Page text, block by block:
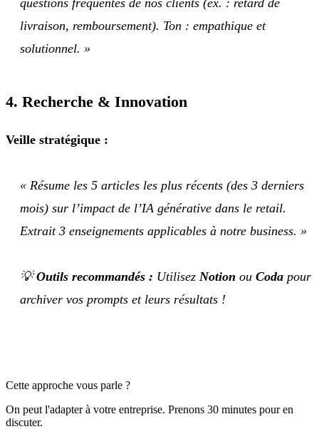
livraison, remboursement). Ton : empathique et
solutionnel. »
4. Recherche & Innovation
Veille stratégique :
« Résume les 5 articles les plus récents (des 3 derniers
mois) sur l’impact de l’IA générative dans le retail.
Extrait 3 enseignements applicables à notre business. »
💡Outils recommandés : Utilisez Notion ou Coda pour
archiver vos prompts et leurs résultats !
Cette approche vous parle ?
On peut l'adapter à votre entreprise. Prenons 30 minutes pour en
discuter.